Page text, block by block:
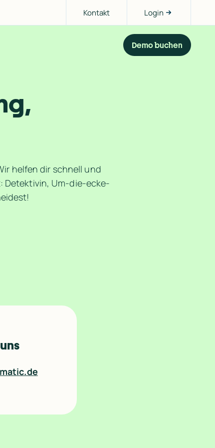
Kontakt Login
Demo buchen
helfen dir schnell und
Detektivin, Um-die-ecke-